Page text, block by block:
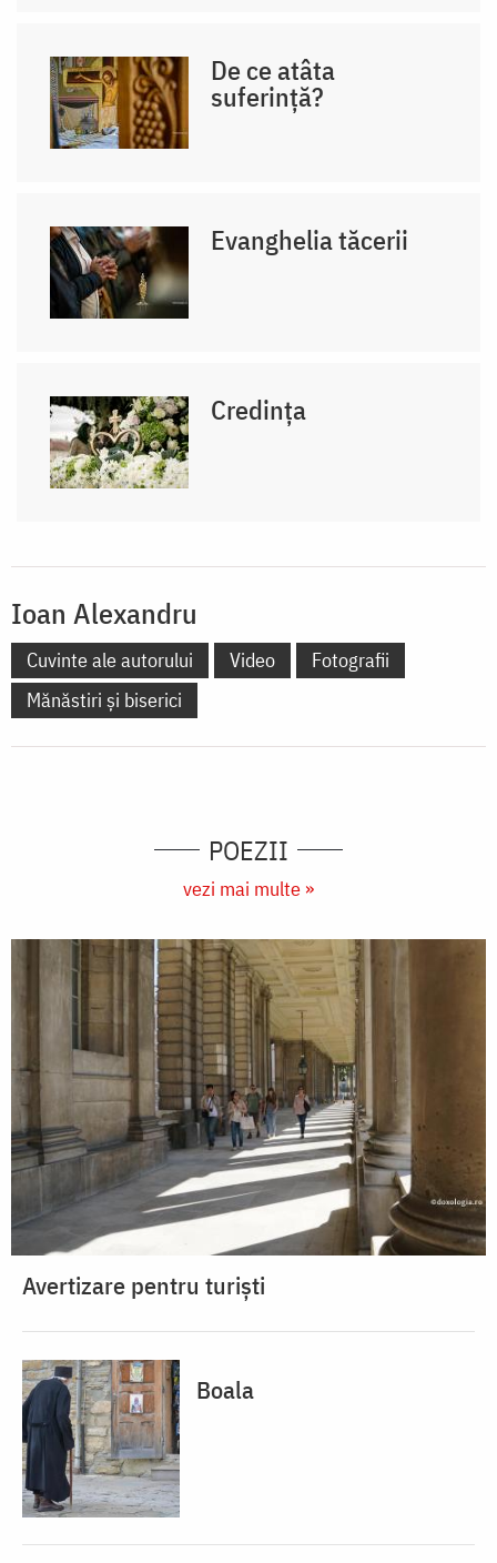
De ce atâta
suferință?
Evanghelia tăcerii
Credința
Ioan Alexandru
Cuvinte ale autorului Video
Fotografii
Mănăstiri și biserici
POEZII
vezi mai multe »
Avertizare pentru turiști
Boala